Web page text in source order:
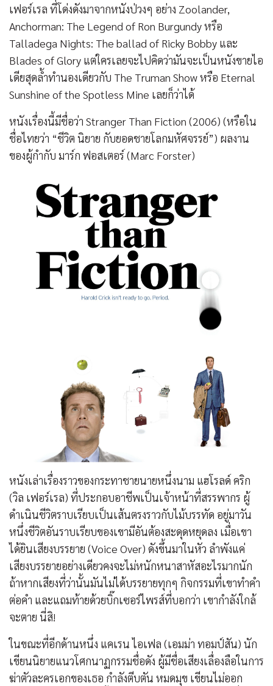
เฟอร์เรล ที่โด่งดังมาจากหนังป่วงๆ อย่าง Zoolander,
Anchorman: The Legend of Ron Burgundy หรือ
Talladega Nights: The ballad of Ricky Bobby และ
Blades of Glory แต่ใครเลยจะไปคิดว่ามันจะเป็นหนังขายไอ
เดียสุดล้ำทำนองเดียวกับ The Truman Show หรือ Eternal
Sunshine of the Spotless Mine เลยก็ว่าได้
หนังเรื่องนี้มีชื่อว่า Stranger Than Fiction (2006) (หรือใน
ชื่อไทยว่า “ชีวิต นิยาย กับยอดชายโลกมหัศจรรย์”) ผลงาน
ของผู้กำกับ มาร์ก ฟอสเตอร์ (Marc Forster)
หนังเล่าเรื่องราวของกระทาชายนายหนึ่งนาม แฮโรลด์ คริก
(วิล เฟอร์เรล) ที่ประกอบอาชีพเป็นเจ้าหน้าที่สรรพากร ผู้
ดำเนินชีวิตราบเรียบเป็นเส้นตรงราวกับไม้บรรทัด อยู่มาวัน
หนึ่งชีวิตอันราบเรียบของเขามีอันต้องสะดุดหยุดลง เมื่อเขา
ได้ยินเสียงบรรยาย (Voice Over) ดังขึ้นมาในหัว ลำพังแค่
เสียงบรรยายอย่างเดียวคงจะไม่หนักหนาสาหัสอะไรมากนัก
ถ้าหากเสียงที่ว่านั้นมันไม่ได้บรรยายทุกๆ กิจกรรมที่เขาทำคำ
ต่อคำ และแถมท้ายด้วยบิ๊กเซอร์ไพรส์ที่บอกว่า เขากำลังใกล้
จะตาย นี่สิ!
ในขณะที่อีกด้านหนึ่ง แคเรน ไอเฟล (เอมม่า ทอมป์สัน) นัก
เขียนนิยายแนวโศกนาฏกรรมชื่อดัง ผู้มีชื่อเสียงเลื่องลือในการ
ฆ่าตัวละครเอกของเธอ กำลังตีบตัน หมดมุข เขียนไม่ออก